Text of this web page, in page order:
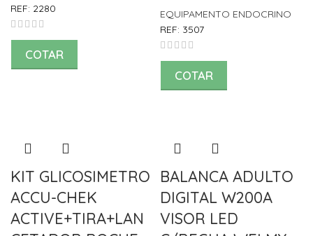
REF: 2280
COTAR
EQUIPAMENTO ENDOCRINO
REF: 3507
COTAR
KIT GLICOSIMETRO
ACCU-CHEK
ACTIVE+TIRA+LAN
BALANCA ADULTO
DIGITAL W200A
VISOR LED